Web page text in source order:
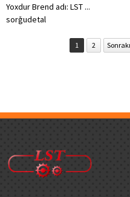
Yoxdur Brend adı: LST ...
sorğudetal
1 2